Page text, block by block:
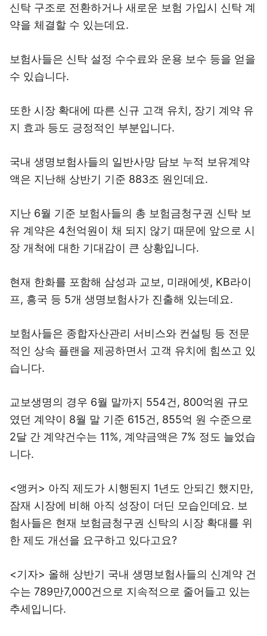
신탁 구조로 전환하거나 새로운 보험 가입시 신탁 계
약을 체결할 수 있는데요.
보험사들은 신탁 설정 수수료와 운용 보수 등을 얻을
수 있습니다.
또한 시장 확대에 따른 신규 고객 유치, 장기 계약 유
지 효과 등도 긍정적인 부분입니다.
국내 생명보험사들의 일반사망 담보 누적 보유계약
액은 지난해 상반기 기준 883조 원인데요.
지난 6월 기준 보험사들의 총 보험금청구권 신탁 보
유 계약은 4천억원이 채 되지 않기 때문에 앞으로 시
장 개척에 대한 기대감이 큰 상황입니다.
현재 한화를 포함해 삼성과 교보, 미래에셋, KB라이
프, 흥국 등 5개 생명보험사가 진출해 있는데요.
보험사들은 종합자산관리 서비스와 컨설팅 등 전문
적인 상속 플랜을 제공하면서 고객 유치에 힘쓰고 있
습니다.
교보생명의 경우 6월 말까지 554건, 800억원 규모
였던 계약이 8월 말 기준 615건, 855억 원 수준으로
2달 간 계약건수는 11%, 계약금액은 7% 정도 늘었습
니다.
<앵커> 아직 제도가 시행된지 1년도 안되긴 했지만,
잠재 시장에 비해 아직 성장이 더딘 모습인데요. 보
험사들은 현재 보험금청구권 신탁의 시장 확대를 위
한 제도 개선을 요구하고 있다고요?
<기자> 올해 상반기 국내 생명보험사들의 신계약 건
수는 789만7,000건으로 지속적으로 줄어들고 있는
추세입니다.